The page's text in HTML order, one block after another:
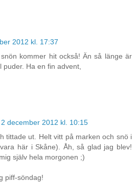
2012 kl. 17:37
kommer hit också! Än så länge är
Ha en fin advent,
2 december 2012 kl. 10:15
tittade ut. Helt vitt på marken och snö i
här i Skåne). Åh, så glad jag blev!
själv hela morgonen ;)
piff-söndag!